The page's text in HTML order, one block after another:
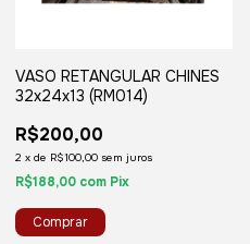
VASO RETANGULAR CHINES
32x24x13 (RM014)
R$200,00
2 x de R$100,00 sem juros
R$188,00 com Pix